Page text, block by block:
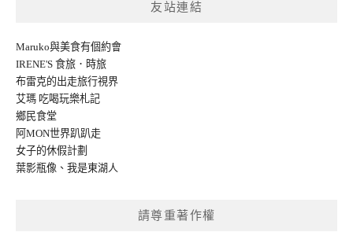
友站連結
Maruko與美食有個約會
IRENE'S 食旅．時旅
布雷克的出走旅行視界
艾瑪 吃喝玩樂札記
鄉民食堂
阿MON世界趴趴走
女子的休假計劃
葉影瓶像 、 我是東湖人
請尊重著作權